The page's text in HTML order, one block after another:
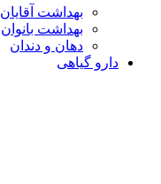
بهداشت آقایان
بهداشت بانوان
دهان و دندان
دارو گیاهی